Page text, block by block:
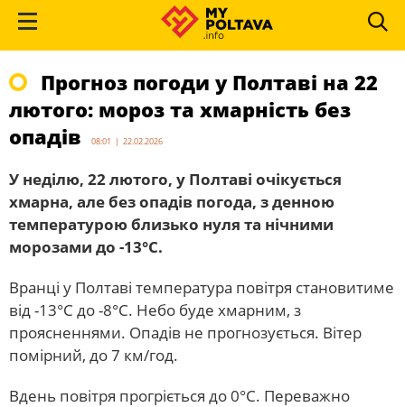
Прогноз погоди у Полтаві на 22
лютого: мороз та хмарність без
опадів
08:01 | 22.02.2026
У неділю, 22 лютого, у Полтаві очікується
хмарна, але без опадів погода, з денною
температурою близько нуля та нічними
морозами до -13°С.
Вранці у Полтаві температура повітря становитиме
від -13°С до -8°С. Небо буде хмарним, з
проясненнями. Опадів не прогнозується. Вітер
помірний, до 7 км/год.
Вдень повітря прогріється до 0°С. Переважно